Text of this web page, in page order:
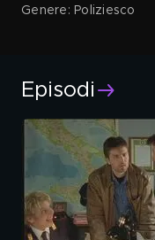
Genere: Poliziesco
Episodi